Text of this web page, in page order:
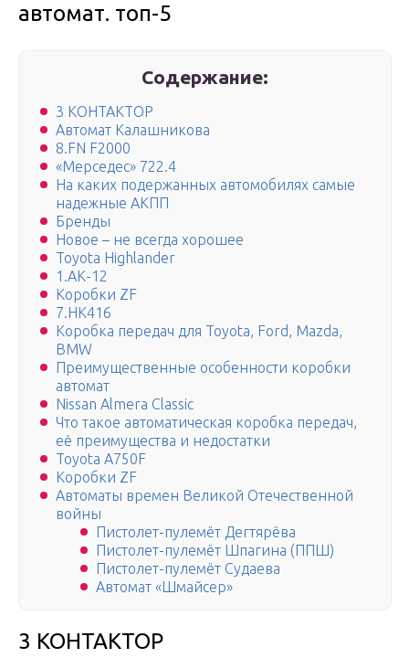
автомат. топ-5
Содержание:
3 КОНТАКТОР
Автомат Калашникова
8.FN F2000
«Мерседес» 722.4
На каких подержанных автомобилях самые
надежные АКПП
Бренды
Новое – не всегда хорошее
Toyota Highlander
1.АК-12
Коробки ZF
7.HK416
Коробка передач для Toyota, Ford, Mazda,
BMW
Преимущественные особенности коробки
автомат
Nissan Almera Classic
Что такое автоматическая коробка передач,
её преимущества и недостатки
Toyota A750F
Коробки ZF
Автоматы времен Великой Отечественной
войны
Пистолет-пулемёт Дегтярёва
Пистолет-пулемёт Шпагина (ППШ)
Пистолет-пулемёт Судаева
Автомат «Шмайсер»
3 КОНТАКТОР